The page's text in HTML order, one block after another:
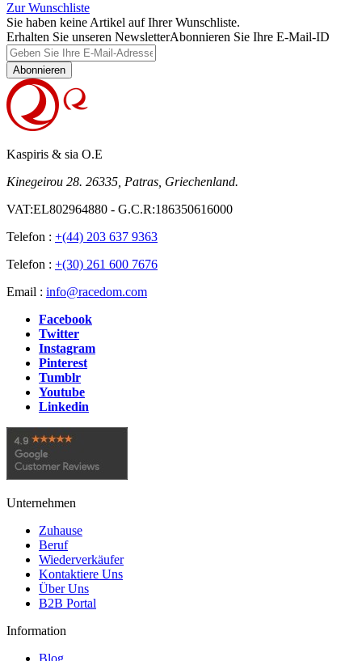
Zur Wunschliste
Sie haben keine Artikel auf Ihrer Wunschliste.
Erhalten Sie unseren NewsletterAbonnieren Sie Ihre E-Mail-ID
Abonnieren
Kaspiris & sia O.E
Kinegeirou 28. 26335, Patras, Griechenland.
VAT:EL802964880 - G.C.R:186350616000
Telefon : +(44) 203 637 9363
Telefon : +(30) 261 600 7676
Email : info@racedom.com
Facebook
Twitter
Instagram
Pinterest
Tumblr
Youtube
Linkedin
Unternehmen
Zuhause
Beruf
Wiederverkäufer
Kontaktiere Uns
Über Uns
B2B Portal
Information